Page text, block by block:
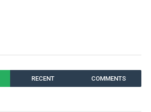
RECENT COMMENTS